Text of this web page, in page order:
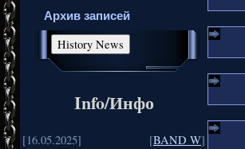
Архив записей
Info/Инфо
[16.05.2025] [BAND W]